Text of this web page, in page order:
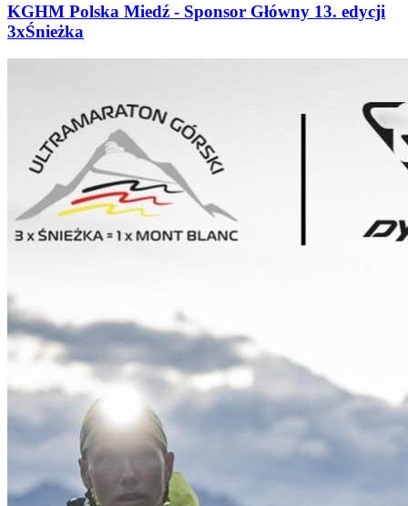
KGHM Polska Miedź - Sponsor Główny 13. edycji
3xŚnieżka